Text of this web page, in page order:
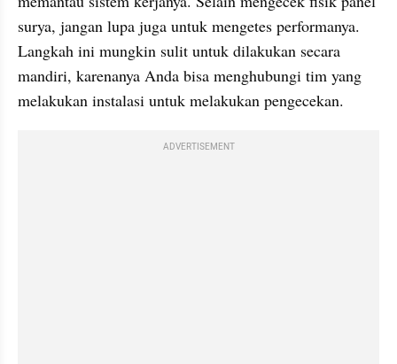
surya, jangan lupa juga untuk mengetes performanya.
Langkah ini mungkin sulit untuk dilakukan secara
mandiri, karenanya Anda bisa menghubungi tim yang
melakukan instalasi untuk melakukan pengecekan.
ADVERTISEMENT